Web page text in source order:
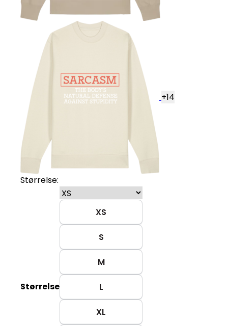
+14
Størrelse:
Størrelse
XS
S
M
L
XL